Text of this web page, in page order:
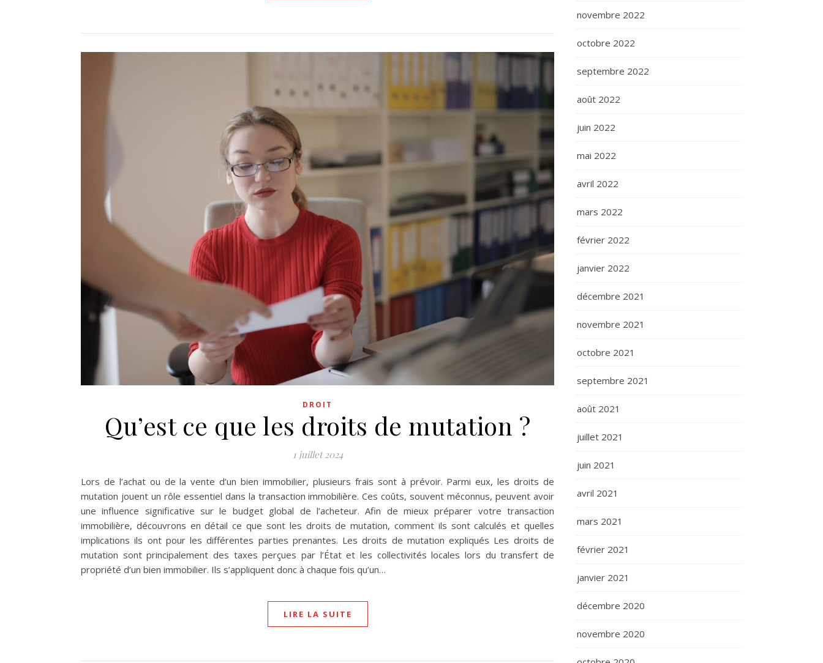
DROIT
Qu’est ce que les droits de mutation ?
1 juillet 2024
Lors de l’achat ou de la vente d’un bien immobilier, plusieurs frais sont à prévoir. Parmi eux, les droits de
mutation jouent un rôle essentiel dans la transaction immobilière. Ces coûts, souvent méconnus, peuvent avoir
une influence significative sur le budget global de l’acheteur. Afin de mieux préparer votre transaction
immobilière, découvrons en détail ce que sont les droits de mutation, comment ils sont calculés et quelles
implications ils ont pour les différentes parties prenantes. Les droits de mutation expliqués Les droits de
mutation sont principalement des taxes perçues par l’État et les collectivités locales lors du transfert de
propriété d’un bien immobilier. Ils s’appliquent donc à chaque fois qu’un…
LIRE LA SUITE
novembre 2022
octobre 2022
septembre 2022
août 2022
juin 2022
mai 2022
avril 2022
mars 2022
février 2022
janvier 2022
décembre 2021
novembre 2021
octobre 2021
septembre 2021
août 2021
juillet 2021
juin 2021
avril 2021
mars 2021
février 2021
janvier 2021
décembre 2020
novembre 2020